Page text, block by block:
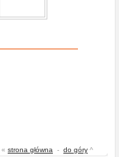
« strona główna - do góry ^